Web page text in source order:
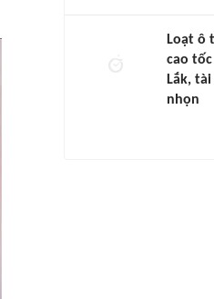
Loạt ô
cao
Lắk,
nhọn